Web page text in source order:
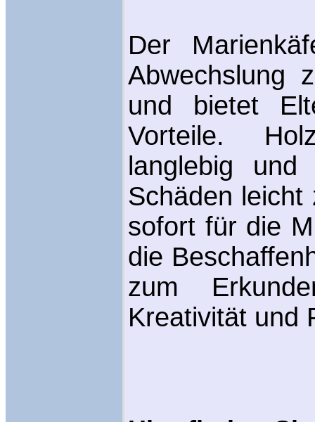
Der
Abwechslung
und bietet
Vorteile.
langlebig
Schäden
sofort für die
die
zum
Kreativität und